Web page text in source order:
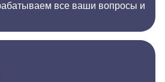
все ваши вопросы и